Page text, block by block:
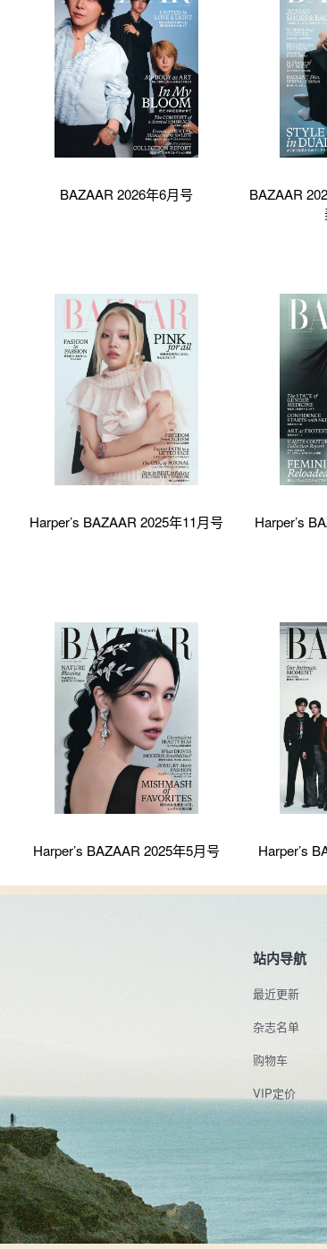
BAZAAR 2026年6月号
BAZAAR
Harper’s BAZAAR 2025年11月号 Harper’s
Harper’s BAZAAR 2025年5月号 Harper’s
站内导航
最近更新
杂志名单
购物车
VIP定价